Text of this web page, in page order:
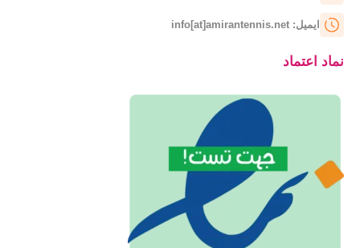
ایمیل: info[at]amirantennis.net
نماد اعتماد